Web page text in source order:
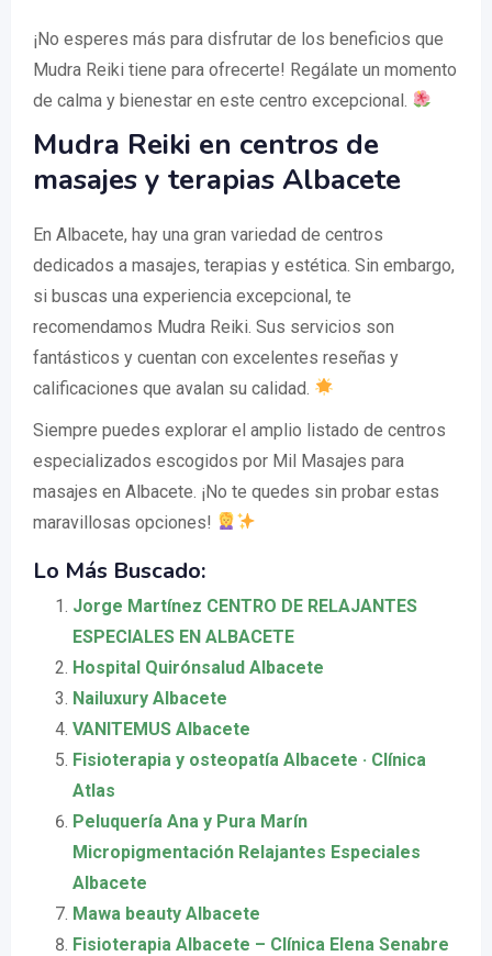
¡No esperes más para disfrutar de los beneficios que
Mudra Reiki tiene para ofrecerte! Regálate un momento
de calma y bienestar en este centro excepcional.
Mudra Reiki en centros de
masajes y terapias Albacete
En Albacete, hay una gran variedad de centros
dedicados a masajes, terapias y estética. Sin embargo,
si buscas una experiencia excepcional, te
recomendamos Mudra Reiki. Sus servicios son
fantásticos y cuentan con excelentes reseñas y
calificaciones que avalan su calidad.
Siempre puedes explorar el amplio listado de centros
especializados escogidos por Mil Masajes para
masajes en Albacete. ¡No te quedes sin probar estas
maravillosas opciones!
Lo Más Buscado:
Jorge Martínez CENTRO DE RELAJANTES
ESPECIALES EN ALBACETE
Hospital Quirónsalud Albacete
Nailuxury Albacete
VANITEMUS Albacete
Fisioterapia y osteopatía Albacete · Clínica
Atlas
Peluquería Ana y Pura Marín
Micropigmentación Relajantes Especiales
Albacete
Mawa beauty Albacete
Fisioterapia Albacete – Clínica Elena Senabre